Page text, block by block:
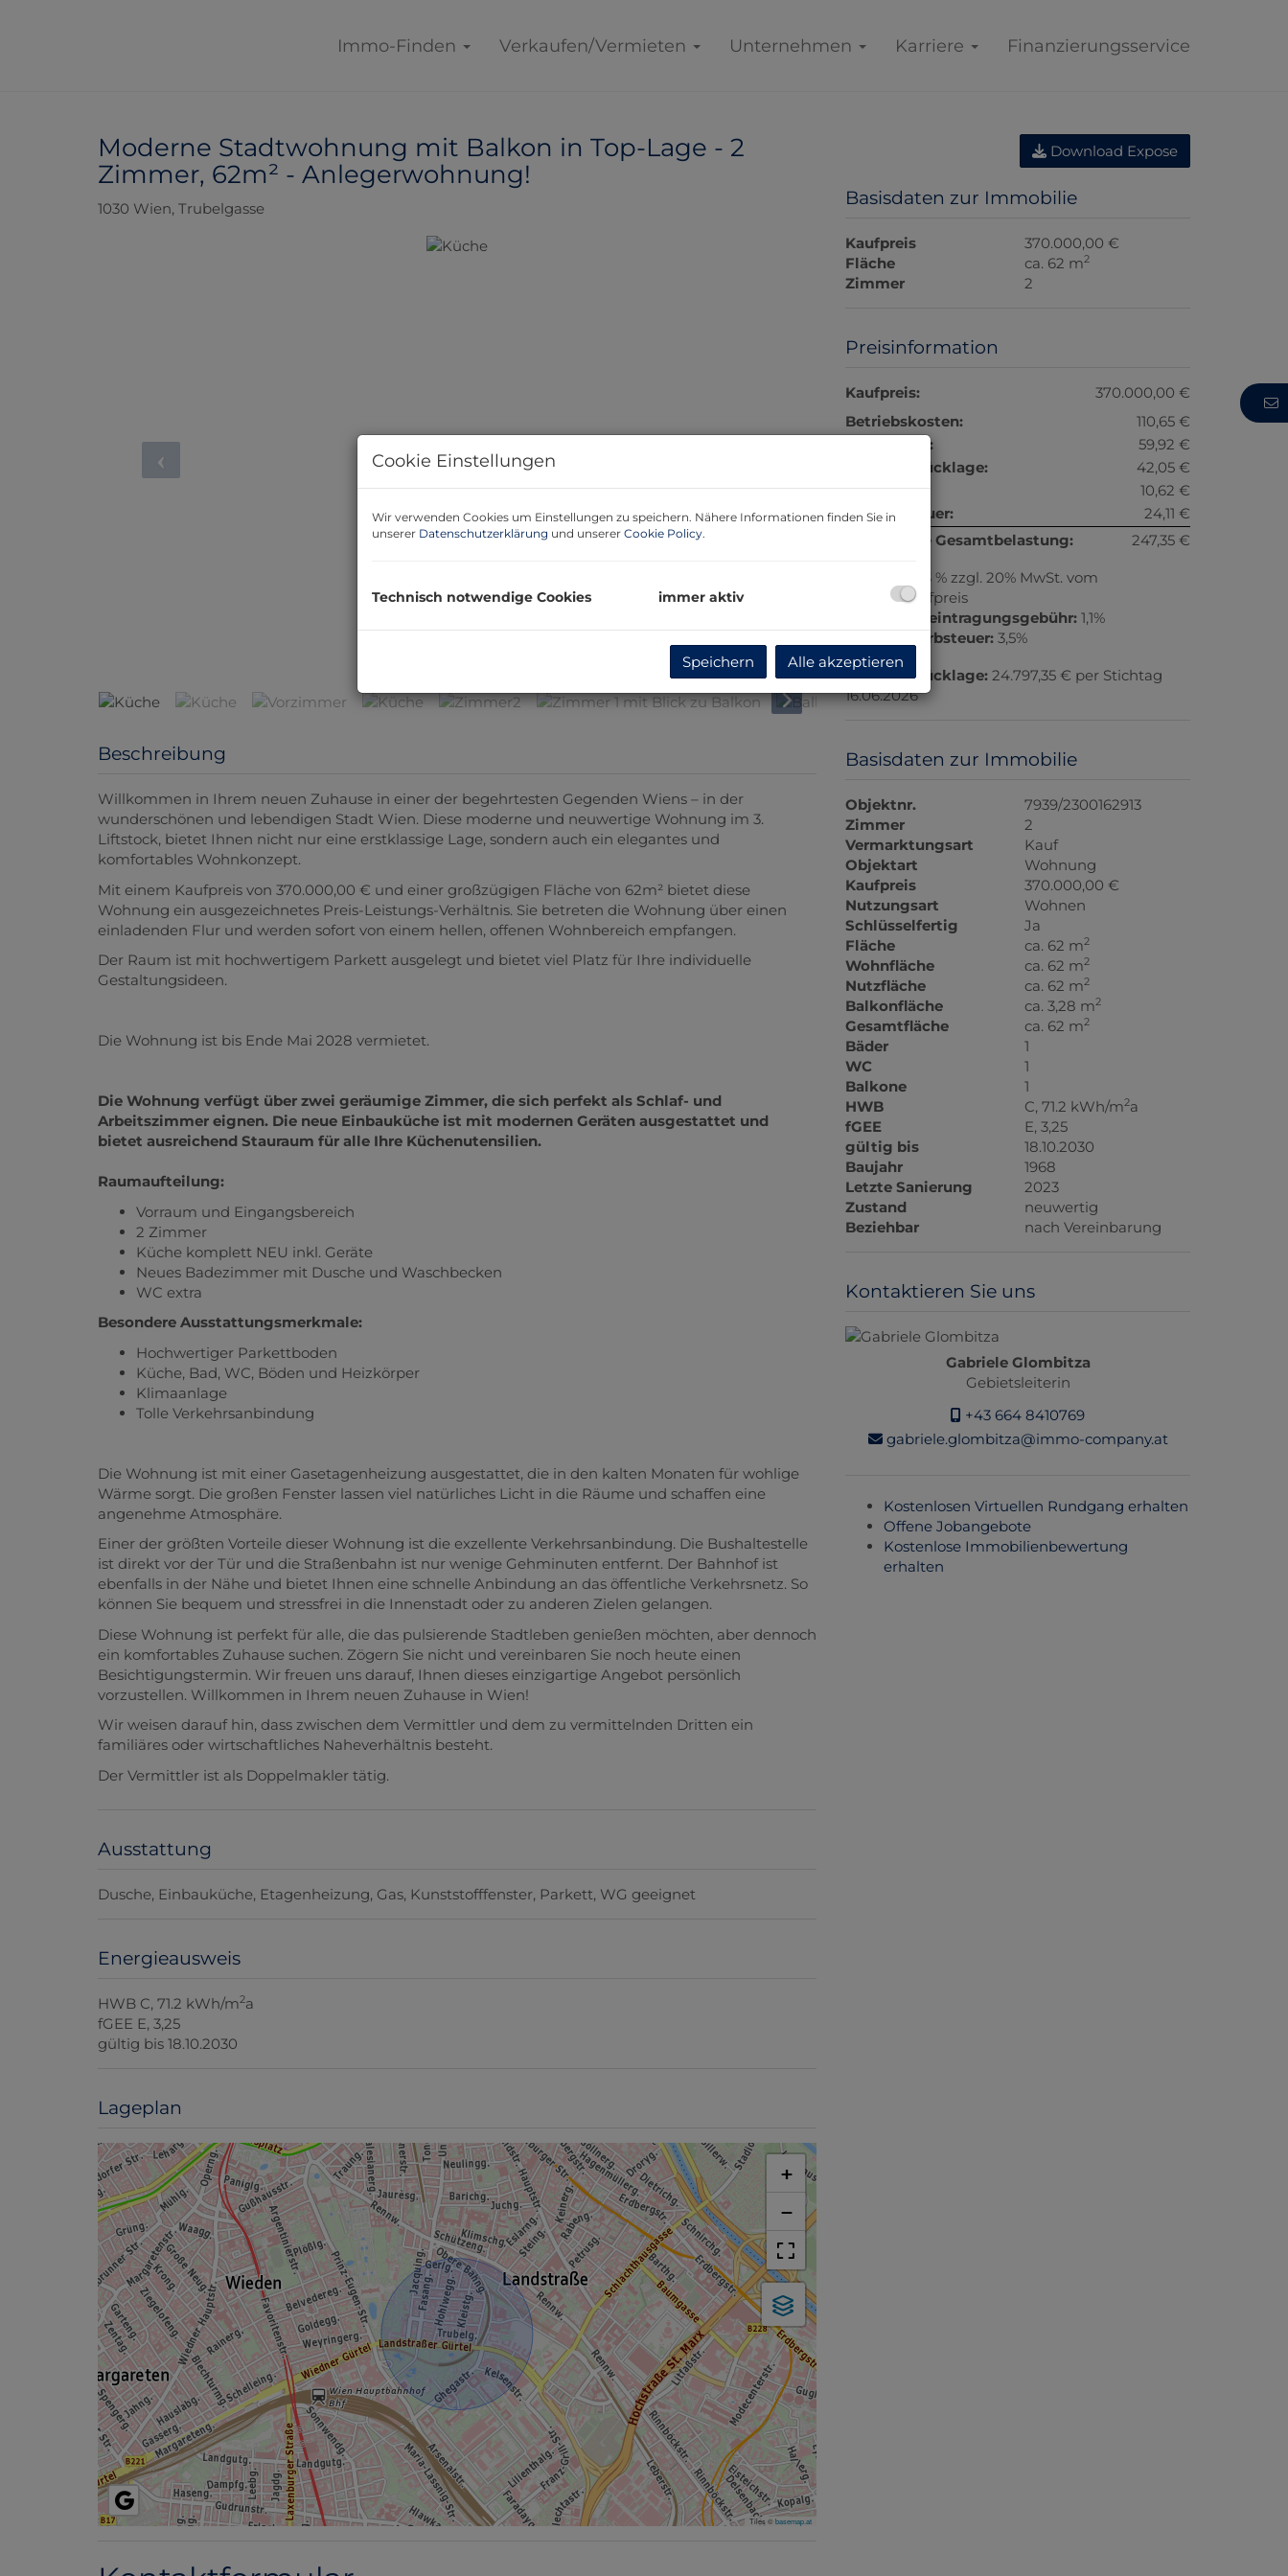
Immo-Finden Verkaufen/Vermieten Unternehmen Karriere Finanzierungsservice
Moderne Stadtwohnung mit Balkon in Top-Lage - 2
Zimmer, 62m² - Anlegerwohnung!
1030 Wien, Trubelgasse
Beschreibung
Willkommen in Ihrem neuen Zuhause in einer der begehrtesten Gegenden Wiens – in der
wunderschönen und lebendigen Stadt Wien. Diese moderne und neuwertige Wohnung im 3.
Liftstock, bietet Ihnen nicht nur eine erstklassige Lage, sondern auch ein elegantes und
komfortables Wohnkonzept.
Mit einem Kaufpreis von 370.000,00 € und einer großzügigen Fläche von 62m² bietet diese
Wohnung ein ausgezeichnetes Preis-Leistungs-Verhältnis. Sie betreten die Wohnung über einen
einladenden Flur und werden sofort von einem hellen, offenen Wohnbereich empfangen.
Der Raum ist mit hochwertigem Parkett ausgelegt und bietet viel Platz für Ihre individuelle
Gestaltungsideen.
Die Wohnung ist bis Ende Mai 2028 vermietet.
Die Wohnung verfügt über zwei geräumige Zimmer, die sich perfekt als Schlaf- und
Arbeitszimmer eignen. Die neue Einbauküche ist mit modernen Geräten ausgestattet und
bietet ausreichend Stauraum für alle Ihre Küchenutensilien.
Raumaufteilung:
Vorraum und Eingangsbereich
2 Zimmer
Küche komplett NEU inkl. Geräte
Neues Badezimmer mit Dusche und Waschbecken
WC extra
Besondere Ausstattungsmerkmale:
Hochwertiger Parkettboden
Küche, Bad, WC, Böden und Heizkörper
Klimaanlage
Tolle Verkehrsanbindung
Die Wohnung ist mit einer Gasetagenheizung ausgestattet, die in den kalten Monaten für wohlige
Wärme sorgt. Die großen Fenster lassen viel natürliches Licht in die Räume und schaffen eine
angenehme Atmosphäre.
Einer der größten Vorteile dieser Wohnung ist die exzellente Verkehrsanbindung. Die Bushaltestelle
ist direkt vor der Tür und die Straßenbahn ist nur wenige Gehminuten entfernt. Der Bahnhof ist
ebenfalls in der Nähe und bietet Ihnen eine schnelle Anbindung an das öffentliche Verkehrsnetz. So
können Sie bequem und stressfrei in die Innenstadt oder zu anderen Zielen gelangen.
Diese Wohnung ist perfekt für alle, die das pulsierende Stadtleben genießen möchten, aber dennoch
ein komfortables Zuhause suchen. Zögern Sie nicht und vereinbaren Sie noch heute einen
Besichtigungstermin. Wir freuen uns darauf, Ihnen dieses einzigartige Angebot persönlich
vorzustellen. Willkommen in Ihrem neuen Zuhause in Wien!
Wir weisen darauf hin, dass zwischen dem Vermittler und dem zu vermittelnden Dritten ein
familiäres oder wirtschaftliches Naheverhältnis besteht.
Der Vermittler ist als Doppelmakler tätig.
Ausstattung
Dusche Einbauküche Etagenheizung Gas Kunststofffenster Parkett WG geeignet
Energieausweis
HWB C, 71.2 kWh/m2a
fGEE E, 3,25
gültig bis 18.10.2030
Lageplan
+
−
Tiles ©basemap.at
Download Expose
Basisdaten zur Immobilie
Kaufpreis
370.000,00 €
Fläche
ca. 62 m2
Zimmer 2
Preisinformation
Kaufpreis:
370.000,00 €
Betriebskosten:
110,65 €
Heizkosten:
59,92 €
Reparaturrücklage:
42,05 €
Liftkosten:
10,62 €
Umsatzsteuer:
24,11 €
monatliche Gesamtbelastung:
247,35 €
3 % zzgl. 20% MwSt. vom
Gesamtkaufpreis
Grundbucheintragungsgebühr: 1,1%
Grunderwerbsteuer: 3,5%
Reparaturrücklage: 24.797,35 € per Stichtag
16.06.2026
Basisdaten zur Immobilie
Objektnr.
7939/2300162913
Zimmer
2
Vermarktungsart
Kauf
Objektart
Wohnung
Kaufpreis
370.000,00 €
Nutzungsart
Wohnen
Schlüsselfertig
Ja
Fläche
ca. 62 m2
Wohnfläche ca. 62 m2
Nutzfläche ca. 62 m2
Balkonfläche ca. 3,28 m2
Gesamtfläche ca. 62 m2
Bäder
1
WC
1
Balkone
1
HWB
C, 71.2 kWh/m2a
fGEE
E, 3,25
gültig bis
18.10.2030
Baujahr
1968
Letzte Sanierung
2023
Zustand
neuwertig
Beziehbar
nach Vereinbarung
Kontaktieren Sie uns
Gabriele Glombitza
Gebietsleiterin
+43 664 8410769
gabriele.glombitza@immo-company.at
Kostenlosen Virtuellen Rundgang erhalten
Offene Jobangebote
Kostenlose Immobilienbewertung
erhalten
Cookie Einstellungen
Wir verwenden Cookies um Einstellungen zu speichern. Nähere Informationen finden Sie in
unserer Datenschutzerklärung und unserer Cookie Policy.
Technisch notwendige Cookies immer aktiv
Speichern Alle akzeptieren